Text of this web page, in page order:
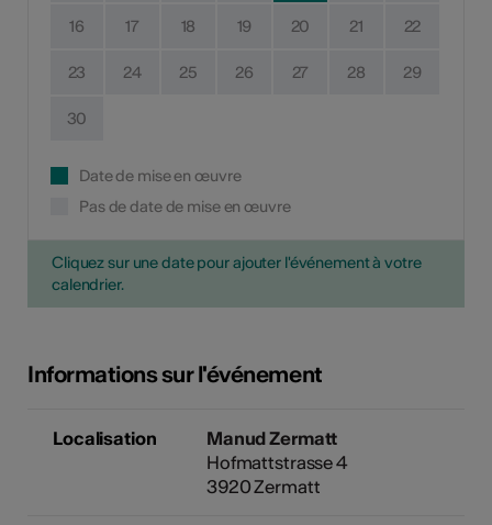
16 17 18 19 20 21 22
23 24 25 26 27 28 29
30
Date de mise en œuvre
Pas de date de mise en œuvre
Cliquez sur une date pour ajouter l'événement à votre
calendrier.
Informations sur l'événement
Localisation
Manud Zermatt
Hofmattstrasse 4
3920 Zermatt